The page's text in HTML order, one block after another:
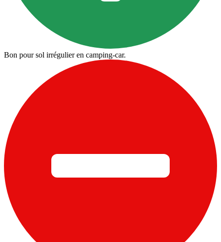
Bon pour sol irrégulier en camping-car.